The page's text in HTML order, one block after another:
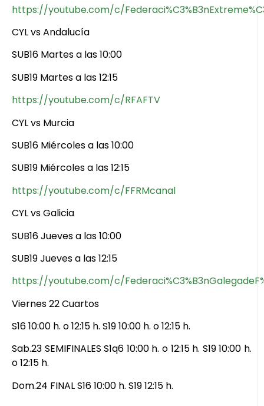
https://youtube.com/c/
CYL vs Andalucía
SUB16 Martes a las 10:00
SUB19 Martes a las 12:15
https://youtube.com/c/RFAFTV
CYL vs Murcia
SUB16 Miércoles a las 10:00
SUB19 Miércoles a las 12:15
https://youtube.com/c/FFRMcanal
CYL vs Galicia
SUB16 Jueves a las 10:00
SUB19 Jueves a las 12:15
https://youtube.com/c/
Viernes 22 Cuartos
S16 10:00 h. o 12:15 h. S19 10:00 h. o 12:15 h.
Sab.23 SEMIFINALES S1q6 10:00 h. o 12:15 h. S19 10:00 h.
o 12:15 h.
Dom.24 FINAL S16 10:00 h. S19 12:15 h.